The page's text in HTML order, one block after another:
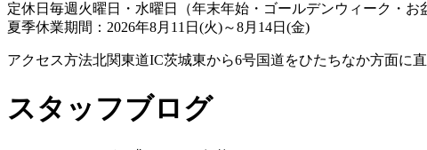
定休日 毎週火曜日・水曜日（年末年始・ゴールデンウィーク・
夏季休業期間：2026年8月11日(火)～8月14日(金)
アクセス方法北関東道IC茨城東から6号国道をひたちなか方面に直
スタッフブログ